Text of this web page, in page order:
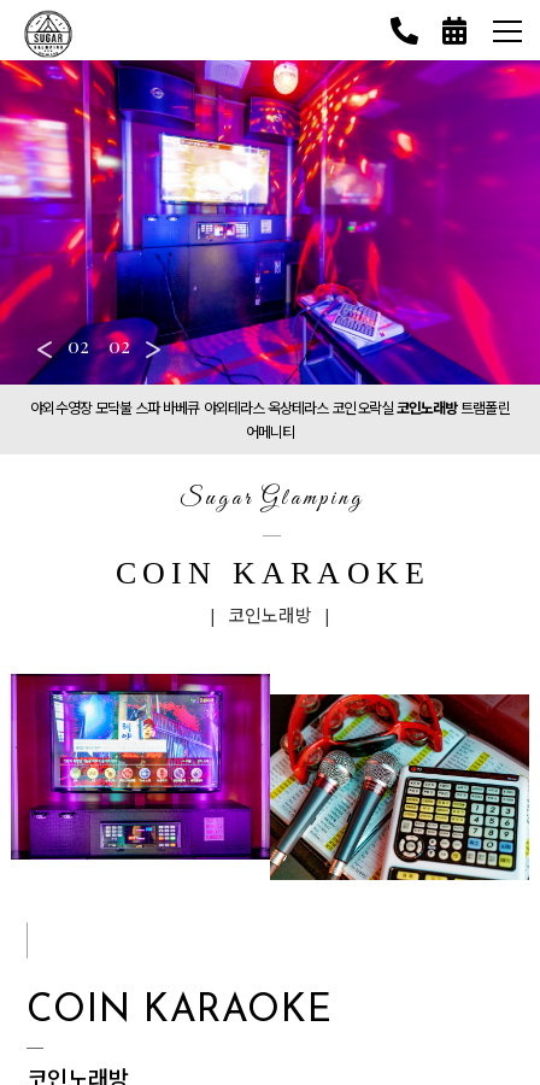
< >
02 02
야외수영장모닥불 스파 바베큐 야외테라스옥상테라스 코인오락실코인노래방 트램폴린
어메니티
Sugar Glamping
COIN KARAOKE
| 코인노래방 |
COIN KARAOKE